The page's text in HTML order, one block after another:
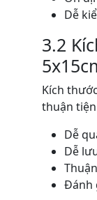
Dễ
3.2
Kích
thuận
Dễ
Dễ
Đánh